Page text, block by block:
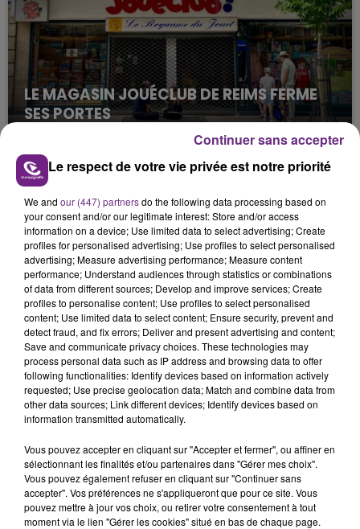
LE MAGASIN JOUÉCLUB DE REIMS FERME
SES PORTES
C'était l'une des institutions du centre-ville
rémois. Le magasin JouéClub est contraint de
fermer ses portes.
TITRES DIFFUSÉS
9h46
9h46
GEORGE EZRA
Budapest
9h43
9h43
MYLES SMITH & NIALL HORAN
Drive Safe
9h40
9h40 9h37
9h37
Le respect de votre vie privée est notre priorité
We and our (447) partnersdo the following data processing based on
your consent and/or our legitimate interest: Store and/or access
information on a device; Use limited data to select advertising; Create
profiles for personalised advertising; Use profiles to select personalised
advertising; Measure advertising performance; Measure content
performance; Understand audiences through statistics or combinations
of data from different sources; Develop and improve services; Create
profiles to personalise content; Use profiles to select personalised
content; Use limited data to select content; Ensure security, prevent and
detect fraud, and fix errors; Deliver and present advertising and content;
Save and communicate privacy choices. These technologies may
process personal data such as IP address and browsing data to offer
following functionalities: Identify devices based on information actively
requested; Use precise geolocation data; Match and combine data from
other data sources; Link different devices; Identify devices based on
information transmitted automatically.
Vous pouvez accepter en cliquant sur "Accepter et fermer", ou affiner en
sélectionnant les finalités et/ou partenaires dans "Gérer mes choix".
Vous pouvez également refuser en cliquant sur "Continuer sans
accepter". Vos préférences ne s'appliqueront que pour ce site. Vous
pouvez mettre à jour vos choix, ou retirer votre consentement à tout
moment via le lien "Gérer les cookies" situé en bas de chaque page.
Continuer sans accepter